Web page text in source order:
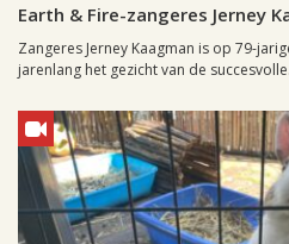
Earth & Fire-zangeres Jerney
Zangeres Jerney Kaagman is op 79-
jarenlang het gezicht van de